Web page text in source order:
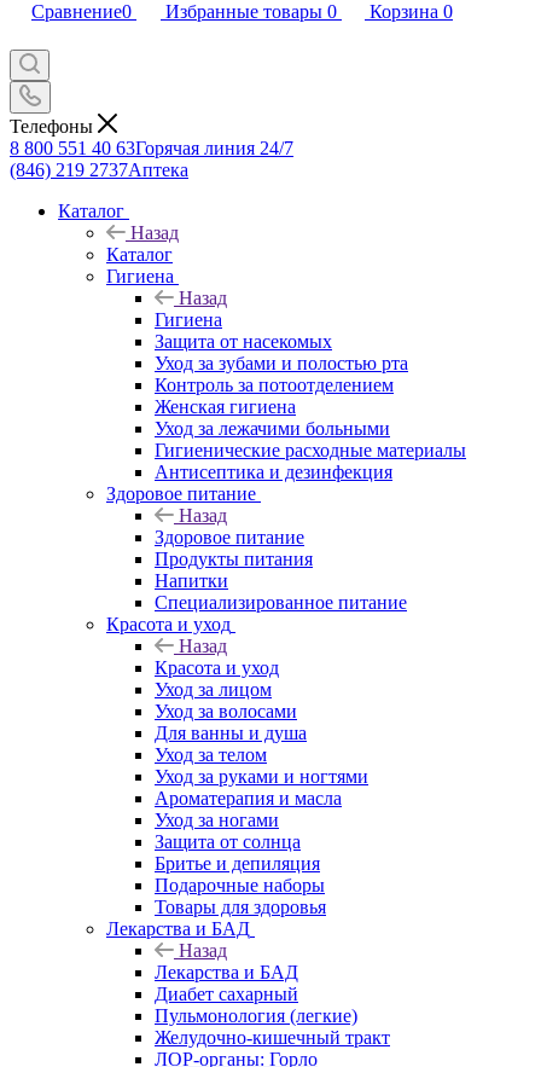
Сравнение0 Избранные товары 0 Корзина 0
Телефоны
8 800 551 40 63Горячая линия 24/7
(846) 219 2737Аптека
Каталог
Назад
Каталог
Гигиена
Назад
Гигиена
Защита от насекомых
Уход за зубами и полостью рта
Контроль за потоотделением
Женская гигиена
Уход за лежачими больными
Гигиенические расходные материалы
Антисептика и дезинфекция
Здоровое питание
Назад
Здоровое питание
Продукты питания
Напитки
Специализированное питание
Красота и уход
Назад
Красота и уход
Уход за лицом
Уход за волосами
Для ванны и душа
Уход за телом
Уход за руками и ногтями
Ароматерапия и масла
Уход за ногами
Защита от солнца
Бритье и депиляция
Подарочные наборы
Товары для здоровья
Лекарства и БАД
Назад
Лекарства и БАД
Диабет сахарный
Пульмонология (легкие)
Желудочно-кишечный тракт
ЛОР-органы: Горло